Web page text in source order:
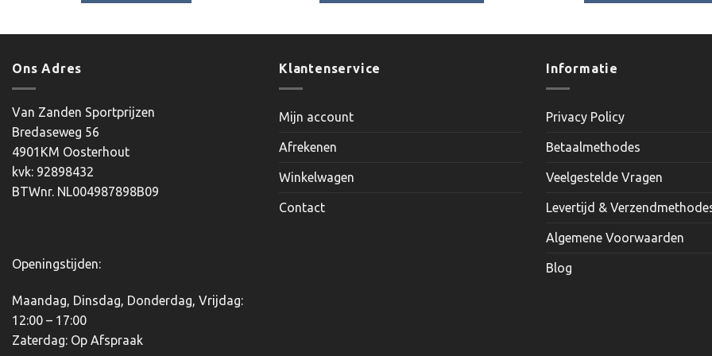
optie
op
Ons Adres
Van Zanden Sportprijzen
Bredaseweg 56
4901KM Oosterhout
kvk: 92898432
BTWnr. NL004987898B09
Openingstijden:
Maandag, Dinsdag, Donderdag, Vrijdag:
12:00 – 17:00
Zaterdag: Op Afspraak
Klantenservice
Mijn account
Afrekenen
Winkelwagen
Contact
Informatie
Privacy Policy
Betaalmethodes
Veelgestelde Vragen
Levertijd &
Algemene Voorwaarden
Blog